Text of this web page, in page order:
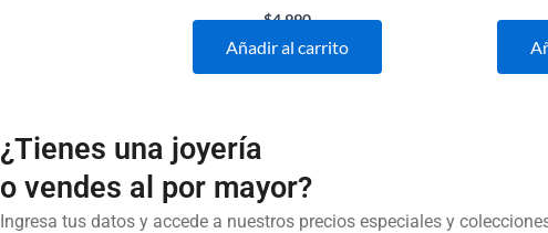
$4.990
Añadir al carrito
¿Tienes una joyería
o vendes al por mayor?
Ingresa tus datos y accede a nuestros precios especiales y